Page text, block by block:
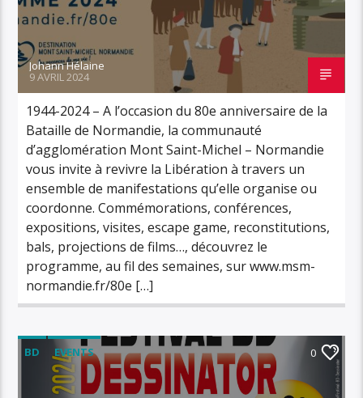
Johann Hélaine
9 AVRIL 2024
1944-2024 – A l’occasion du 80e anniversaire de la
Bataille de Normandie, la communauté
d’agglomération Mont Saint-Michel – Normandie
vous invite à revivre la Libération à travers un
ensemble de manifestations qu’elle organise ou
coordonne. Commémorations, conférences,
expositions, visites, escape game, reconstitutions,
bals, projections de films…, découvrez le
programme, au fil des semaines, sur www.msm-
normandie.fr/80e […]
BD EVENTS 0